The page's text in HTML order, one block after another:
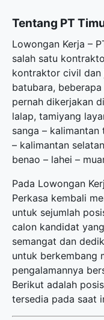
Tentang PT
Lowongan Kerja –
salah satu
kontraktor civil
batubara,
pernah dikerjakan
lalap, tamiyang
sanga – kalimantan
– kalimantan
benao – lahei –
Pada Lowongan
Perkasa kembali
untuk sejumlah
calon kandidat
semangat dan
untuk berkembang
pengalamannya
Berikut adalah
tersedia pada saat